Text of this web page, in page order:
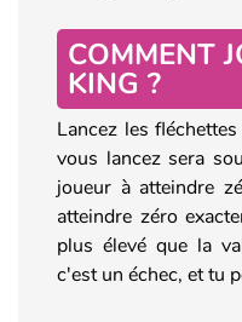
COMMENT
KING ?
Lancez les
vous lancez sera
joueur à atteindre
atteindre zéro
plus élevé que la
c'est un échec, et tu